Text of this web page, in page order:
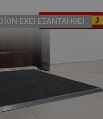
ΈΧΕΙ ΕΞΑΝΤΛΗΘΕΊ